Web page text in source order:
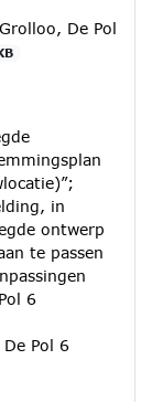
De Pol
in
ontwerp
te passen
6
Pol 6